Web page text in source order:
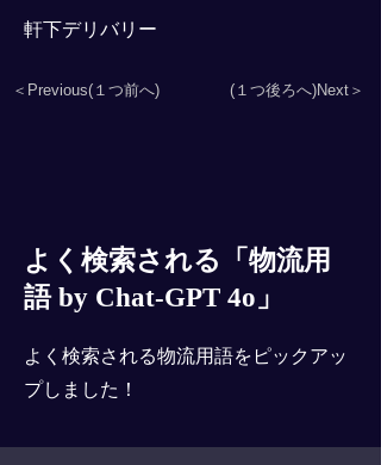
軒下デリバリー
＜Previous(１つ前へ) (１つ後ろへ)Next＞
よく検索される「物流用
語 by Chat-GPT 4o」
よく検索される物流用語をピックアッ
プしました！